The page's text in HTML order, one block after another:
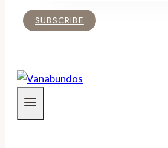
SUBSCRIBE